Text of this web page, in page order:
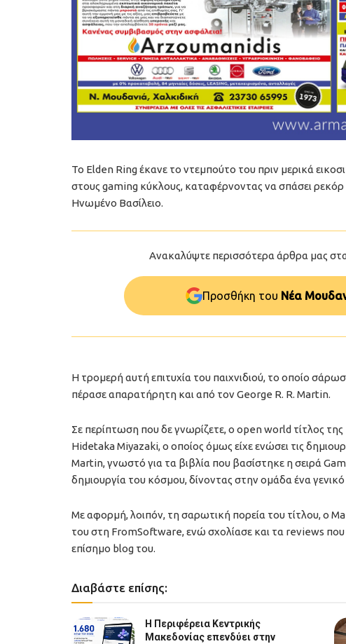
To Elden Ring έκανε το ντεμπούτο του πριν μερικά
στους gaming κύκλους, καταφέρνοντας να σπάσει
Ηνωμένο Βασίλειο.
Ανακαλύψτε περισσότερα άρθρα μας
Προσθήκη του Νέα
Η τρομερή αυτή επιτυχία του παιχνιδιού, το οποίο
πέρασε απαρατήρητη και από τον George R. R. Martin.
Σε περίπτωση που δε γνωρίζετε, ο open world τίτλος
Hidetaka Miyazaki, ο οποίος όμως είχε ενώσει τις
Martin, γνωστό για τα βιβλία που βασίστηκε η σειρά
δημιουργία του κόσμου, δίνοντας στην ομάδα ένα γενικό
Με αφορμή, λοιπόν, τη σαρωτική πορεία του τίτλου, ο
του στη FromSoftware, ενώ σχολίασε και τα reviews που
επίσημο blog του.
Διαβάστε επίσης:
Η Περιφέρεια Κεντρικής
Μακεδονίας επενδύει στην